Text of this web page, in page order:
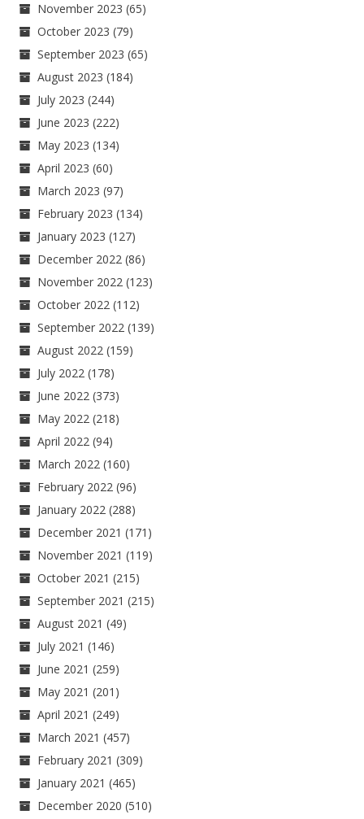
November 2023 (65)
October 2023 (79)
September 2023 (65)
August 2023 (184)
July 2023 (244)
June 2023 (222)
May 2023 (134)
April 2023 (60)
March 2023 (97)
February 2023 (134)
January 2023 (127)
December 2022 (86)
November 2022 (123)
October 2022 (112)
September 2022 (139)
August 2022 (159)
July 2022 (178)
June 2022 (373)
May 2022 (218)
April 2022 (94)
March 2022 (160)
February 2022 (96)
January 2022 (288)
December 2021 (171)
November 2021 (119)
October 2021 (215)
September 2021 (215)
August 2021 (49)
July 2021 (146)
June 2021 (259)
May 2021 (201)
April 2021 (249)
March 2021 (457)
February 2021 (309)
January 2021 (465)
December 2020 (510)